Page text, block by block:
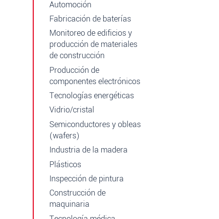
Automoción
Fabricación de baterías
Monitoreo de edificios y
producción de materiales
de construcción
Producción de
componentes electrónicos
Tecnologías energéticas
Vidrio/cristal
Semiconductores y obleas
(wafers)
Industria de la madera
Plásticos
Inspección de pintura
Construcción de
maquinaria